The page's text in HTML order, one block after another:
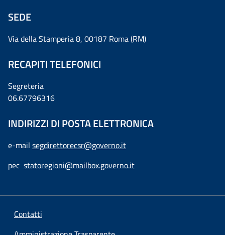
SEDE
Via della Stamperia 8, 00187 Roma (RM)
RECAPITI TELEFONICI
Segreteria
06.67796316
INDIRIZZI DI POSTA ELETTRONICA
e-mail segdirettorecsr@governo.it
pec statoregioni@mailbox.governo.it
Contatti